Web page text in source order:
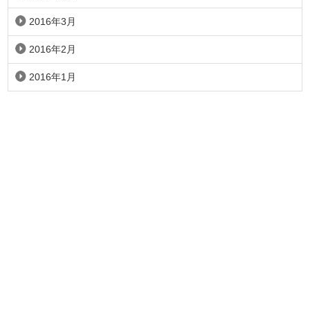
2016年3月
2016年2月
2016年1月